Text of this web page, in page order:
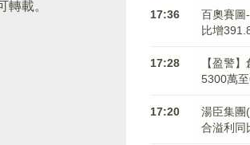
轉載。
17:36
百奧賽圖
比增
17:28
【盈警
5300萬
17:20
湯臣集團
合溢利同